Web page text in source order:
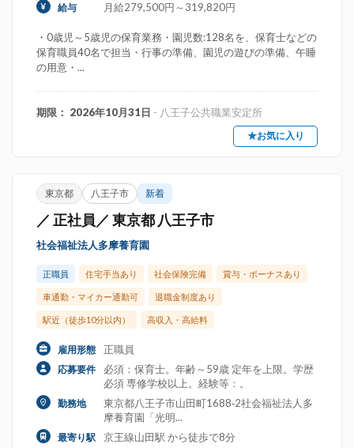
給与 月給279,500円～319,820円
・0歳児～5歳児の保育業務・園児数:128名を、保育士などの
保育職員40名で担当・行事の準備、園児の遊びの準備、午睡
の用意・...
期限： 2026年10月31日 - 八王子公共職業安定所
★お気に入り
東京都 八王子市 新着
／ 正社員／ 東京都 八王子市
社会福祉法人多摩養育園
正職員 住宅手当あり 社会保険完備 賞与・ボーナスあり
車通勤・マイカー通勤可 退職金制度あり
駅近（徒歩10分以内） 高収入・高給料
雇用形態 正職員
応募要件
必須：保育士。年齢～59歳 定年を上限。学歴
必須 専修学校以上。経験等：。
勤務地
東京都八王子市山田町1688‐2社会福祉法人多
摩養育園「光明...
最寄り駅 京王線山田駅 から徒歩で8分